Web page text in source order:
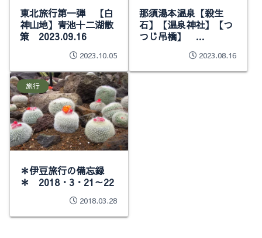
東北旅行第一弾 【白
神山地】青池十二湖散
策 2023.09.16
2023.10.05
那須湯本温泉【殺生
石】【温泉神社】【つ
つじ吊橋】
2023.08.16
旅行
＊伊豆旅行の備忘録
＊ 2018・3・21～22
2018.03.28